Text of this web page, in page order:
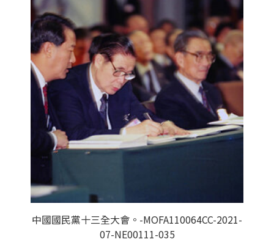
中國國民黨十三全大會。-MOFA110064CC-2021-
07-NE00111-035